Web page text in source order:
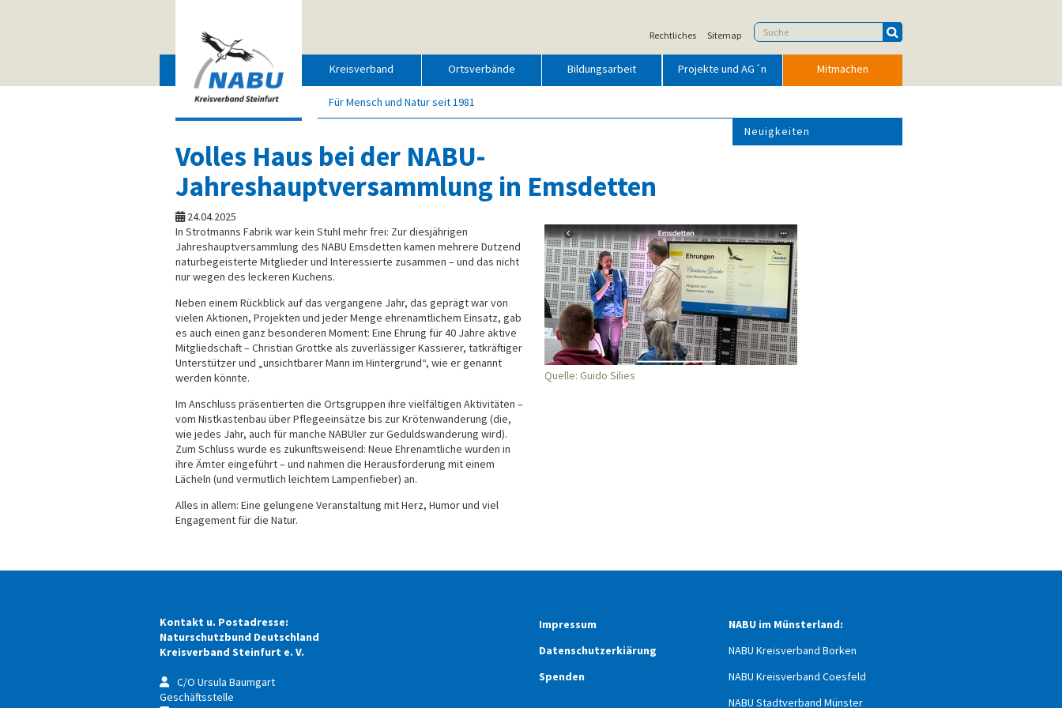
Rechtliches Sitemap
Kreisverband Ortsverbände Bildungsarbeit Projekte und AG´n Mitmachen
Für Mensch und Natur seit 1981
Volles Haus bei der NABU-
Jahreshauptversammlung in Emsdetten
24.04.2025
In Strotmanns Fabrik war kein Stuhl mehr frei: Zur diesjährigen
Jahreshauptversammlung des NABU Emsdetten kamen mehrere Dutzend
naturbegeisterte Mitglieder und Interessierte zusammen – und das nicht
nur wegen des leckeren Kuchens.
Neben einem Rückblick auf das vergangene Jahr, das geprägt war von
vielen Aktionen, Projekten und jeder Menge ehrenamtlichem Einsatz, gab
es auch einen ganz besonderen Moment: Eine Ehrung für 40 Jahre aktive
Mitgliedschaft – Christian Grottke als zuverlässiger Kassierer, tatkräftiger
Unterstützer und „unsichtbarer Mann im Hintergrund“, wie er genannt
werden könnte.
Im Anschluss präsentierten die Ortsgruppen ihre vielfältigen Aktivitäten –
vom Nistkastenbau über Pflegeeinsätze bis zur Krötenwanderung (die,
wie jedes Jahr, auch für manche NABUler zur Geduldswanderung wird).
Zum Schluss wurde es zukunftsweisend: Neue Ehrenamtliche wurden in
ihre Ämter eingeführt – und nahmen die Herausforderung mit einem
Lächeln (und vermutlich leichtem Lampenfieber) an.
Alles in allem: Eine gelungene Veranstaltung mit Herz, Humor und viel
Engagement für die Natur.
Quelle: Guido Silies
Neuigkeiten
Kontakt u. Postadresse:
Naturschutzbund Deutschland
Kreisverband Steinfurt e. V.
C/O Ursula Baumgart
Geschäftsstelle
Impressum
Datenschutzerkiärung
Spenden
NABU im Münsterland:
NABU Kreisverband Borken
NABU Kreisverband Coesfeld
NABU Stadtverband Münster